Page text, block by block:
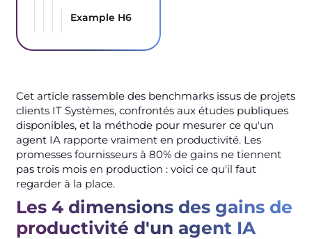
Example H6
Cet article rassemble des benchmarks issus de projets
clients IT Systèmes, confrontés aux études publiques
disponibles, et la méthode pour mesurer ce qu'un
agent IA rapporte vraiment en productivité. Les
promesses fournisseurs à 80% de gains ne tiennent
pas trois mois en production : voici ce qu'il faut
regarder à la place.
Les 4 dimensions des gains de
productivité d'un agent IA